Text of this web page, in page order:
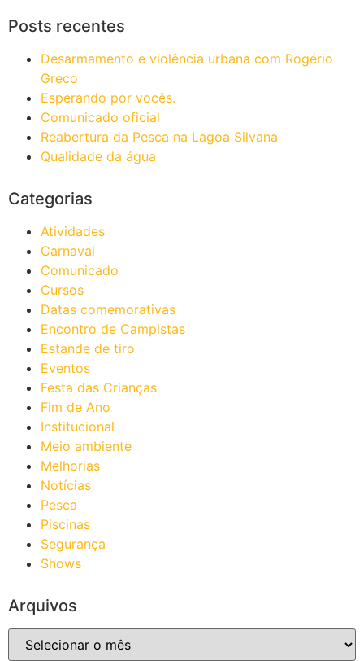
Posts recentes
Desarmamento e violência urbana com Rogério
Greco
Esperando por vocês.
Comunicado oficial
Reabertura da Pesca na Lagoa Silvana
Qualidade da água
Categorias
Atividades
Carnaval
Comunicado
Cursos
Datas comemorativas
Encontro de Campistas
Estande de tiro
Eventos
Festa das Crianças
Fim de Ano
Institucional
Meio ambiente
Melhorias
Notícias
Pesca
Piscinas
Segurança
Shows
Arquivos